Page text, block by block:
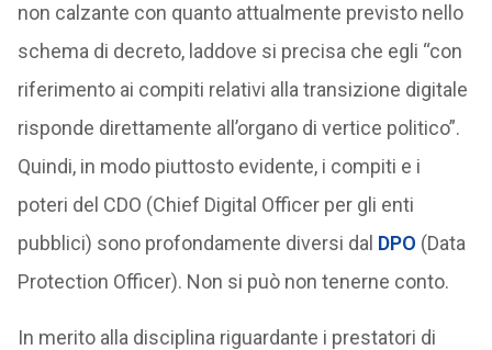
non calzante con quanto attualmente previsto nello
schema di decreto, laddove si precisa che egli “con
riferimento ai compiti relativi alla transizione digitale
risponde direttamente all’organo di vertice politico”.
Quindi, in modo piuttosto evidente, i compiti e i
poteri del CDO (Chief Digital Officer per gli enti
pubblici) sono profondamente diversi dal DPO (Data
Protection Officer). Non si può non tenerne conto.
In merito alla disciplina riguardante i prestatori di